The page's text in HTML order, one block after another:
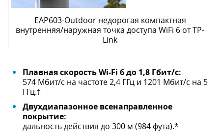
EAP603-Outdoor недорогая компактная
внутренняя/наружная точка доступа WiFi 6 от TP-
Link
Плавная скорость Wi-Fi 6 до 1,8 Гбит/с:
574 Мбит/с на частоте 2,4 ГГц и 1201 Мбит/с на 5
ГГц.†
Двухдиапазонное всенаправленное
покрытие:
дальность действия до 300 м (984 фута).*